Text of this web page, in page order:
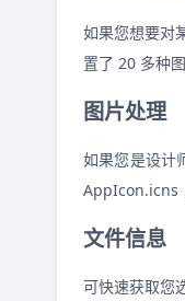
如果您想要对
置了 20 多种
图片处理
如果您是设计
AppIcon.icns
文件信息
可快速获取您